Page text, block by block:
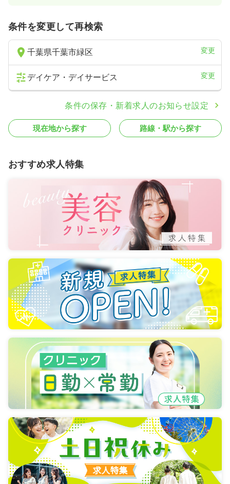
条件を変更して再検索
千葉県千葉市緑区 変更
デイケア・デイサービス 変更
条件の保存・新着求人のお知らせ設定
現在地から探す 路線・駅から探す
おすすめ求人特集